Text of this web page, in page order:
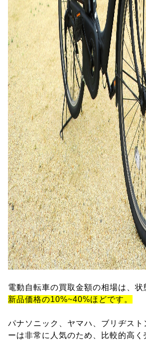
電動自転車の買取金額の相場は、
新品価格の10%~40%ほどです。
パナソニック、ヤマハ、ブリヂスト
ーは非常に人気のため、比較的高く